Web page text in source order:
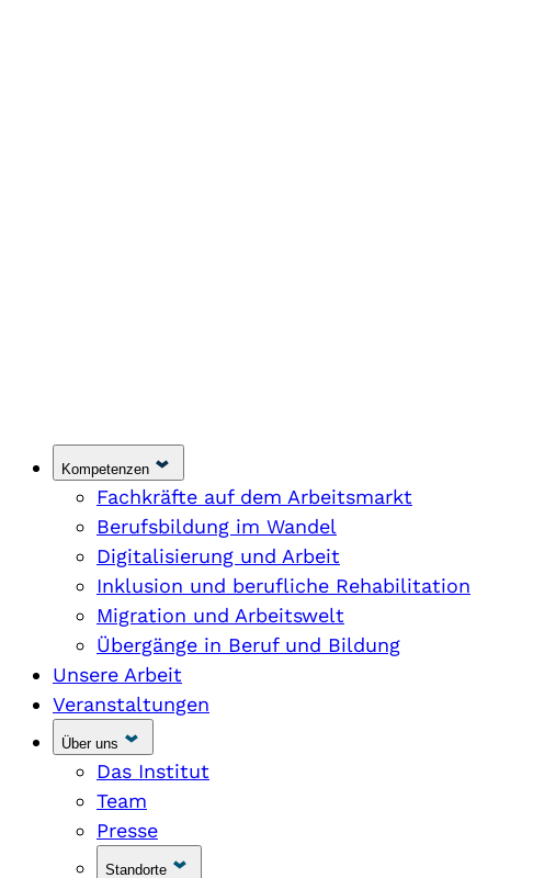
Kompetenzen
Fachkräfte auf dem Arbeitsmarkt
Berufsbildung im Wandel
Digitalisierung und Arbeit
Inklusion und berufliche Rehabilitation
Migration und Arbeitswelt
Übergänge in Beruf und Bildung
Unsere Arbeit
Veranstaltungen
Über uns
Das Institut
Team
Presse
Standorte